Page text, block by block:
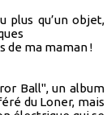
qu’un objet,
de ma maman !
Ball", un album
du Loner, mais